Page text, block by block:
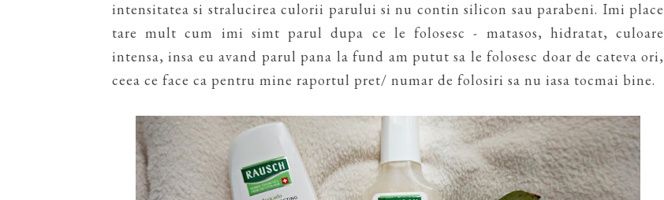
intensitatea si stralucirea culorii parului si nu contin silicon sau parabeni. Imi place
tare mult cum imi simt parul dupa ce le folosesc - matasos, hidratat, culoare
intensa, insa eu avand parul pana la fund am putut sa le folosesc doar de cateva ori,
ceea ce face ca pentru mine raportul pret/ numar de folosiri sa nu iasa tocmai bine.